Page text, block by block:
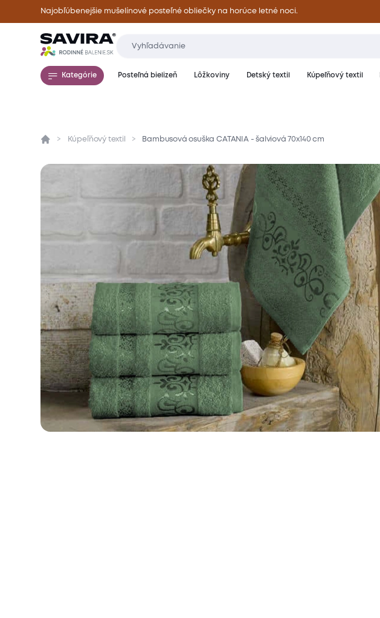
Najobľúbenejšie mušelínové posteľné obliečky na horúce letné noci.
Kategórie Posteľná bielizeň Lôžkoviny Detský textil Kúpeľňový textil
Prehľad Parametre Popis produktu Materiál a starostlivosť
Kúpeľňový textil Bambusová osuška CATANIA - šalviová 70x140 cm